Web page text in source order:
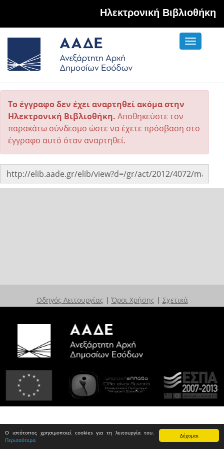
Δέχομαι
Ο ιστότοπος χρησιμοποιεί cookies για τη λειτουργία του.
Περισσότερα
Hλεκτρονική Βιβλιοθήκη
Toggle
Το έγγραφο δεν έχει αναρτηθεί ακόμα στην
Ηλεκτρονική Βιβλιοθήκη. Αποθηκεύστε τον
παρακάτω σύνδεσμο ώστε να έχετε πρόσβαση στο
έγγραφο αυτό όταν αναρτηθεί.
Οδηγός Λειτουργίας | Όροι Χρήσης | Σχετικά